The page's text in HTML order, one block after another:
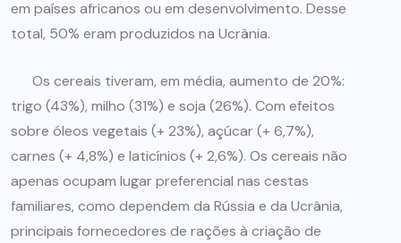
em países africanos ou em desenvolvimento. Desse
total, 50% eram produzidos na Ucrânia.
Os cereais tiveram, em média, aumento de 20%:
trigo (43%), milho (31%) e soja (26%). Com efeitos
sobre óleos vegetais (+ 23%), açúcar (+ 6,7%),
carnes (+ 4,8%) e laticínios (+ 2,6%). Os cereais não
apenas ocupam lugar preferencial nas cestas
familiares, como dependem da Rússia e da Ucrânia,
principais fornecedores de rações à criação de